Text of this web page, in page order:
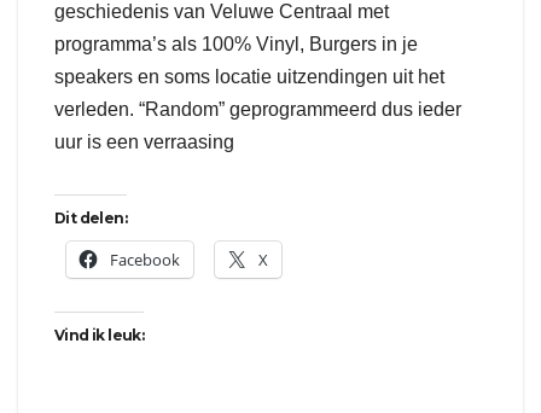
geschiedenis van Veluwe Centraal met
programma’s als 100% Vinyl, Burgers in je
speakers en soms locatie uitzendingen uit het
verleden. “Random” geprogrammeerd dus ieder
uur is een verraasing
Dit delen:
Facebook X
Vind ik leuk: